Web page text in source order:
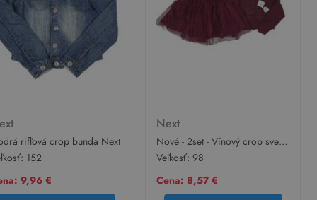
rifľová crop bunda Next
152
9,96 €
Next
Nové - 2set - Vínový crop svetr
+ tylová sukňa Next
Veľkosť:98
Cena: 8,57 €